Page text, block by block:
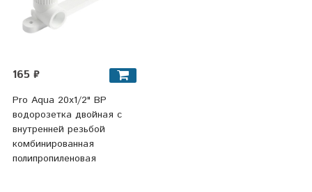
165 ₽
Pro Aqua 20х1/2" ВР
водорозетка двойная с
внутренней резьбой
комбинированная
полипропиленовая